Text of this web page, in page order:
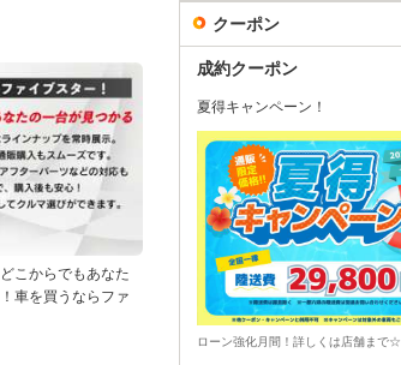
こからでもあなた
車を買うならファ
クーポン
成約クーポン
夏得キャンペーン！
ローン強化月間！詳しくは店舗まで☆